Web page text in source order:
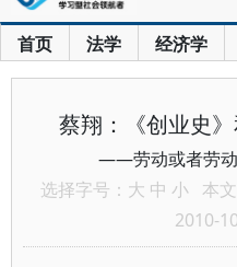
首页 法学 经济学
蔡翔：《创业史
——劳动或者劳动
选择字号： 大 中 小 本
2010-